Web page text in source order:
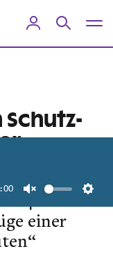
Unmute
Schutz­
400.000
einer